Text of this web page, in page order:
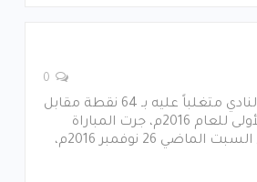
حقق فريق "زين" للسلة نصراً كبيراً على النادي متغلباً عليه بـ 64 نقطة مقابل
41 في ثاني مباراة لدوري السلة الدرجة الأولى للعام 2016م، جرت المباراة
بملعب طلعت فريد بالخرطوم 2 مساء السبت الماضي 26 نوفمبر 2016م،